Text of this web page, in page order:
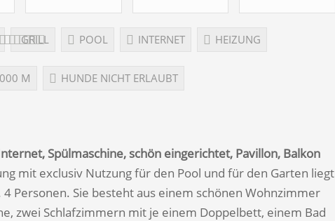
GRILL POOL INTERNET HEIZUNG
M HUNDE NICHT ERLAUBT
Spülmaschine, schön eingerichtet, Pavillon, Balkon
mit exclusiv Nutzung für den Pool und für den Garten liegt
Personen. Sie besteht aus einem schönen Wohnzimmer
zwei Schlafzimmern mit je einem Doppelbett, einem Bad